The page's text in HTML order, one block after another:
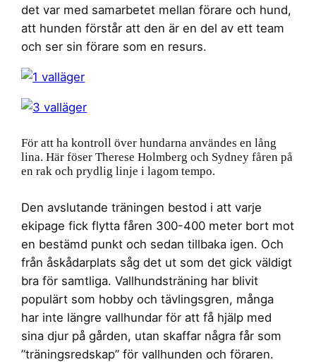
det var med samarbetet mellan förare och hund,
att hunden förstår att den är en del av ett team
och ser sin förare som en resurs.
För att ha kontroll över hundarna användes en lång
lina. Här föser Therese Holmberg och Sydney fåren på
en rak och prydlig linje i lagom tempo.
Den avslutande träningen bestod i att varje
ekipage fick flytta fåren 300-400 meter bort mot
en bestämd punkt och sedan tillbaka igen. Och
från åskådarplats såg det ut som det gick väldigt
bra för samtliga. Vallhundsträning har blivit
populärt som hobby och tävlingsgren, många
har inte längre vallhundar för att få hjälp med
sina djur på gården, utan skaffar några får som
”träningsredskap” för vallhunden och föraren.